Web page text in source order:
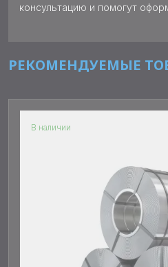
консультацию и помогут
РЕКОМЕНДУЕМЫЕ
В наличии